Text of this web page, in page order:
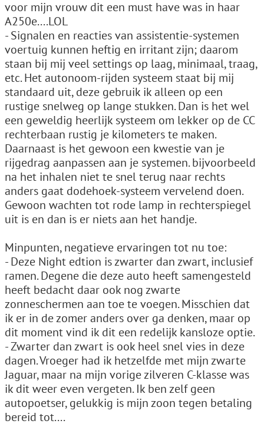
voor mijn vrouw dit een must have was in haar
A250e....LOL
- Signalen en reacties van assistentie-systemen
voertuig kunnen heftig en irritant zijn; daarom
staan bij mij veel settings op laag, minimaal, traag,
etc. Het autonoom-rijden systeem staat bij mij
standaard uit, deze gebruik ik alleen op een
rustige snelweg op lange stukken. Dan is het wel
een geweldig heerlijk systeem om lekker op de CC
rechterbaan rustig je kilometers te maken.
Daarnaast is het gewoon een kwestie van je
rijgedrag aanpassen aan je systemen. bijvoorbeeld
na het inhalen niet te snel terug naar rechts
anders gaat dodehoek-systeem vervelend doen.
Gewoon wachten tot rode lamp in rechterspiegel
uit is en dan is er niets aan het handje.
Minpunten, negatieve ervaringen tot nu toe:
- Deze Night edtion is zwarter dan zwart, inclusief
ramen. Degene die deze auto heeft samengesteld
heeft bedacht daar ook nog zwarte
zonneschermen aan toe te voegen. Misschien dat
ik er in de zomer anders over ga denken, maar op
dit moment vind ik dit een redelijk kansloze optie.
- Zwarter dan zwart is ook heel snel vies in deze
dagen. Vroeger had ik hetzelfde met mijn zwarte
Jaguar, maar na mijn vorige zilveren C-klasse was
ik dit weer even vergeten. Ik ben zelf geen
autopoetser, gelukkig is mijn zoon tegen betaling
bereid tot....